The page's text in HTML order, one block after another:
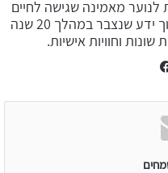
לנוער מאמינה שגישה לחיים
יפים זו בחירה. מאמנת אישית מתוך ידע שנצבר במהלך 20 שנה
וחוויות אישיות.